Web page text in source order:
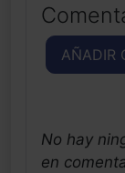
AÑADIR
No hay
en